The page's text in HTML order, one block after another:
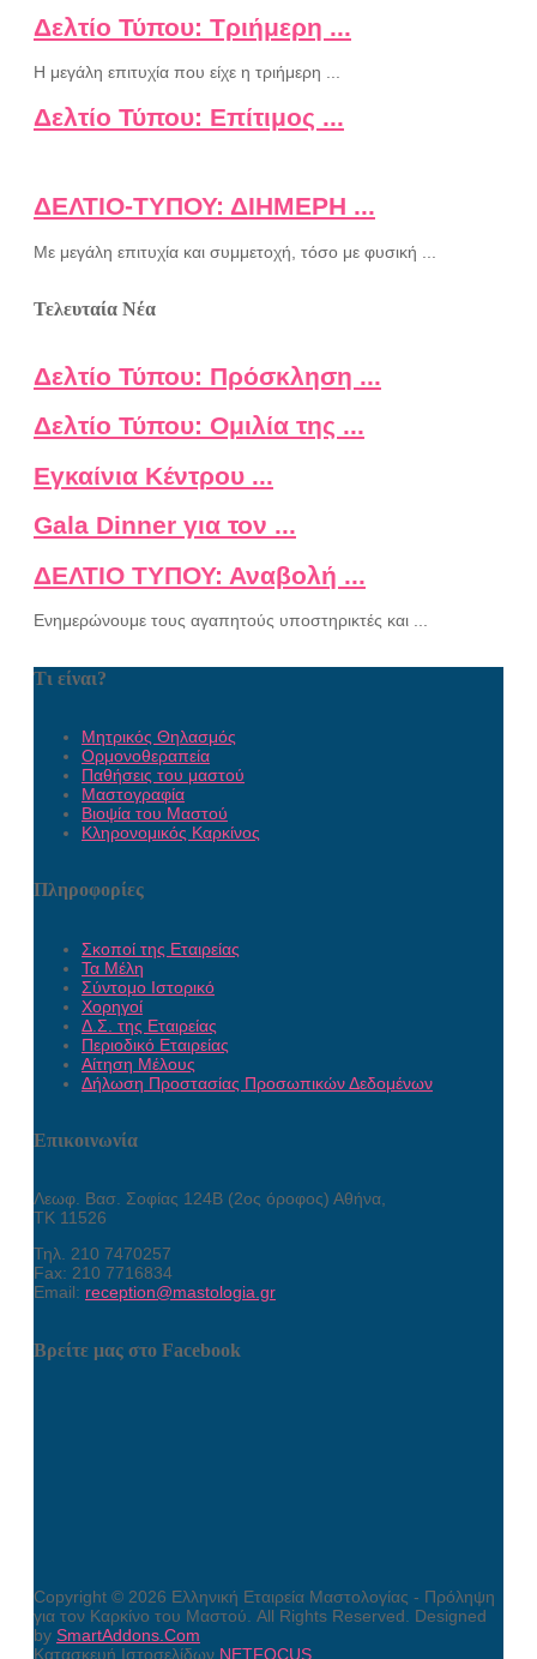
Δελτίο Τύπου: Τριήμερη ...
Η μεγάλη επιτυχία που είχε η τριήμερη ...
Δελτίο Τύπου: Επίτιμος ...
ΔΕΛΤΙΟ-ΤΥΠΟΥ: ΔΙΗΜΕΡΗ ...
Με μεγάλη επιτυχία και συμμετοχή, τόσο με φυσική ...
Τελευταία Νέα
Δελτίο Τύπου: Πρόσκληση ...
Δελτίο Τύπου: Ομιλία της ...
Εγκαίνια Κέντρου ...
Gala Dinner για τον ...
ΔΕΛΤΙΟ ΤΥΠΟΥ: Αναβολή ...
Ενημερώνουμε τους αγαπητούς υποστηρικτές και ...
Τι είναι?
Μητρικός Θηλασμός
Ορμονοθεραπεία
Παθήσεις του μαστού
Μαστογραφία
Βιοψία του Μαστού
Κληρονομικός Καρκίνος
Πληροφορίες
Σκοποί της Εταιρείας
Τα Μέλη
Σύντομο Ιστορικό
Χορηγοί
Δ.Σ. της Εταιρείας
Περιοδικό Εταιρείας
Αίτηση Μέλους
Δήλωση Προστασίας Προσωπικών Δεδομένων
Επικοινωνία
Λεωφ. Βασ. Σοφίας 124Β (2ος όροφος) Αθήνα,
ΤΚ 11526
Τηλ. 210 7470257
Fax: 210 7716834
Email: reception@mastologia.gr
Βρείτε μας στο Facebook
Copyright © 2026 Ελληνική Εταιρεία Μαστολογίας - Πρόληψη
για τον Καρκίνο του Μαστού. All Rights Reserved. Designed
by SmartAddons.Com
Κατασκευή Ιστοσελίδων NETFOCUS